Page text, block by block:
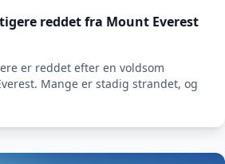
reddet fra Mount Everest
er reddet efter en voldsom
Mange er stadig strandet, og